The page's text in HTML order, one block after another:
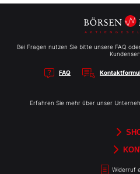
Bei Fragen nutzen Sie bitte unsere FAQ
FAQ
Erfahren Sie mehr über unser
Aktien-
Widerruf